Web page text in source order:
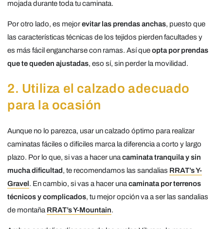
mojada durante toda tu caminata.
Por otro lado, es mejorevitar las prendas anchas, puesto que
las características técnicas de los tejidos pierden facultades y
es más fácil engancharse con ramas. Así queopta por prendas
que te queden ajustadas, eso sí, sin perder la movilidad.
2. Utiliza el calzado adecuado
para la ocasión
Aunque no lo parezca, usar un calzado óptimo para realizar
caminatas fáciles o difíciles marca la diferencia a corto y largo
plazo. Por lo que, si vas a hacer una caminata tranquila y sin
mucha dificultad, te recomendamos las sandalias RRAT’s Y-
Gravel. En cambio, si vas a hacer una caminata por terrenos
técnicos y complicados, tu mejor opción va a ser las sandalias
de montaña RRAT’s Y-Mountain.